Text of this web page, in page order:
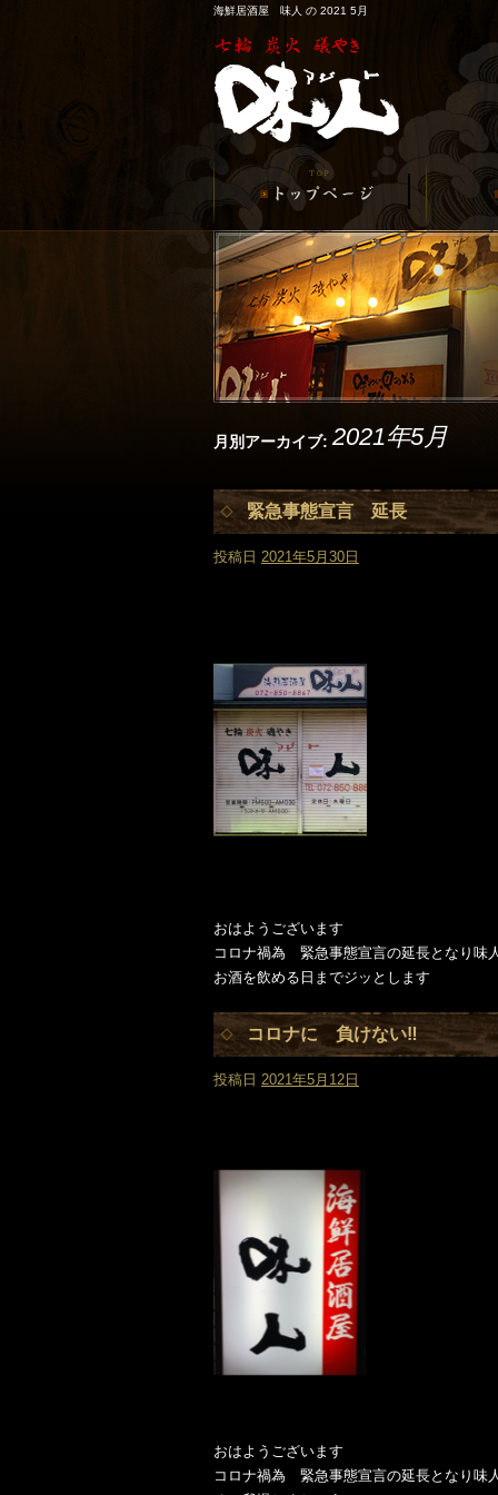
海鮮居酒屋 味人 の 2021 5月
月別アーカイブ: 2021年5月
緊急事態宣言 延長
投稿日 2021年5月30日
おはようございます
コロナ禍為 緊急事態宣言の延長となり味
お酒を飲める日までジッとします
コロナに 負けない‼️
投稿日 2021年5月12日
おはようございます
コロナ禍為 緊急事態宣言の延長となり味